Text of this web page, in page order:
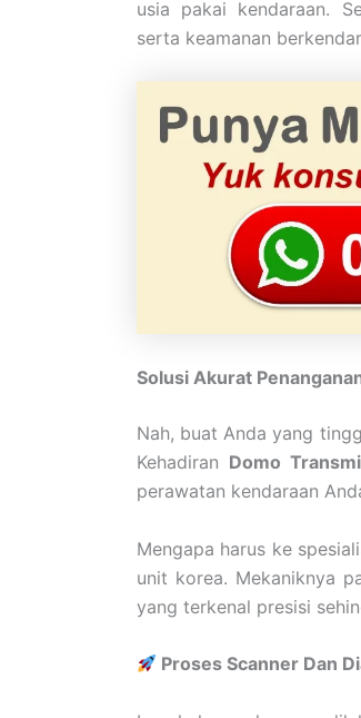
usia pakai kendaraan.
serta keamanan
Solusi Akurat
Nah, buat Anda yang
Kehadiran Domo
perawatan kendaraan
Mengapa harus ke
unit korea. Mekaniknya
yang terkenal presisi
Proses Scanner Dan